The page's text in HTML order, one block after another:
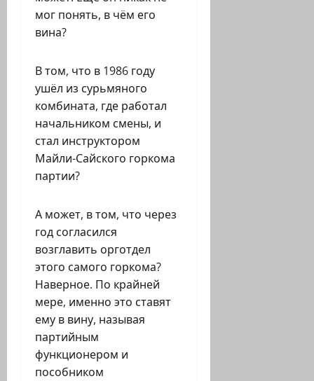
мог понять, в чём его
вина?
В том, что в 1986 году
ушёл из сурьмяного
комбината, где работал
начальником смены, и
стал инструктором
Майли-Сайского горкома
партии?
А может, в том, что через
год согласился
возглавить орготдел
этого самого горкома?
Наверное. По крайней
мере, именно это ставят
ему в вину, называя
партийным
функционером и
пособником